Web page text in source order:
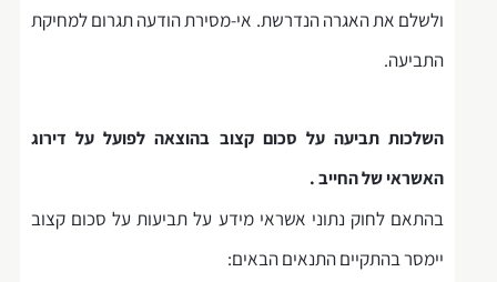
ולשלם את האגרה הנדרשת. אי-מסירת הודעה תגרום למחיקת
התביעה.
השלכות תביעה על סכום קצוב בהוצאה לפועל על דירוג
האשראי של החייב .
בהתאם לחוק נתוני אשראי מידע על תביעות על סכום קצוב
יימסר בהתקיים התנאים הבאים:‏